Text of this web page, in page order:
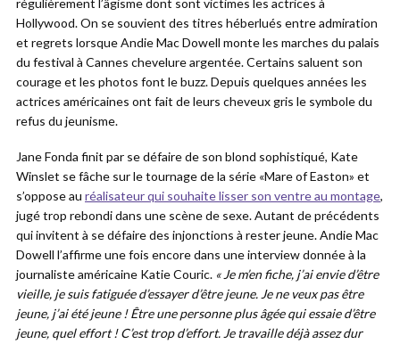
régulièrement l’âgisme dont sont victimes les actrices à
Hollywood. On se souvient des titres héberlués entre admiration
et regrets lorsque Andie Mac Dowell monte les marches du palais
du festival à Cannes chevelure argentée. Certains saluent son
courage et les photos font le buzz. Depuis quelques années les
actrices américaines ont fait de leurs cheveux gris le symbole du
refus du jeunisme.
Jane Fonda finit par se défaire de son blond sophistiqué, Kate
Winslet se fâche sur le tournage de la série «Mare of Easton» et
s’oppose au réalisateur qui souhaite lisser son ventre au montage,
jugé trop rebondi dans une scène de sexe. Autant de précédents
qui invitent à se défaire des injonctions à rester jeune. Andie Mac
Dowell l’affirme une fois encore dans une interview donnée à la
journaliste américaine Katie Couric. « Je m’en fiche, j’ai envie d’être
vieille, je suis fatiguée d’essayer d’être jeune. Je ne veux pas être
jeune, j’ai été jeune ! Être une personne plus âgée qui essaie d’être
jeune, quel effort ! C’est trop d’effort. Je travaille déjà assez dur